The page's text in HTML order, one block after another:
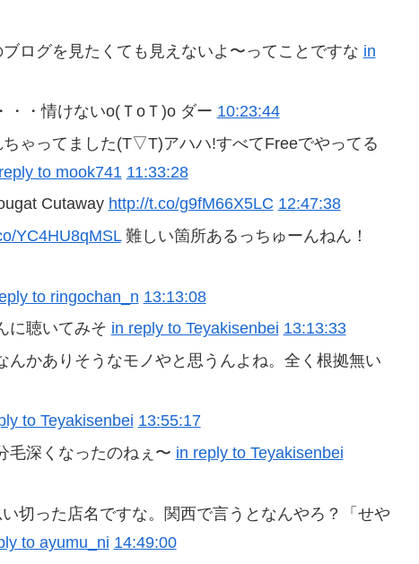
ログを見たくても見えないよ〜ってことですな in
・・情けないo(ＴoＴ)o ダー 10:23:44
ゃってました(T▽T)アハハ!すべてFreeでやってる
to mook741 11:33:28
Cutaway http://t.co/g9fM66X5LC 12:47:38
YC4HU8qMSL難しい箇所あるっちゅーんねん！
to ringochan_n 13:13:08
に聴いてみそ in reply to Teyakisenbei 13:13:33
んかありそうなモノやと思うんよね。全く根拠無い
to Teyakisenbei 13:55:17
毛深くなったのねぇ〜 in reply to Teyakisenbei
切った店名ですな。関西で言うとなんやろ？「せや
to ayumu_ni 14:49:00